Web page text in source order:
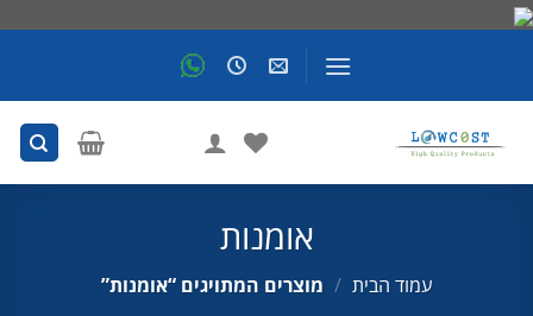
אומנות
עמוד הבית / מוצרים המתויגים “אומנות”